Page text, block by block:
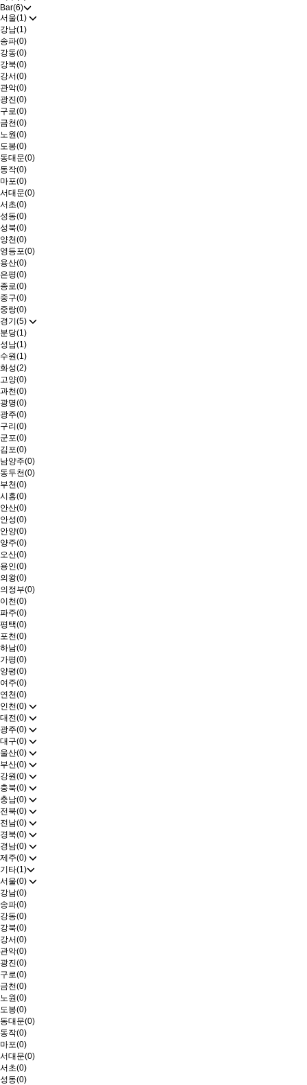
Bar(6)
서울(1)
강남(1)
송파(0)
강동(0)
강북(0)
강서(0)
관악(0)
광진(0)
구로(0)
금천(0)
노원(0)
도봉(0)
동대문(0)
동작(0)
마포(0)
서대문(0)
서초(0)
성동(0)
성북(0)
양천(0)
영등포(0)
용산(0)
은평(0)
종로(0)
중구(0)
중랑(0)
경기(5)
분당(1)
성남(1)
수원(1)
화성(2)
고양(0)
과천(0)
광명(0)
광주(0)
구리(0)
군포(0)
김포(0)
남양주(0)
동두천(0)
부천(0)
시흥(0)
안산(0)
안성(0)
안양(0)
양주(0)
오산(0)
용인(0)
의왕(0)
의정부(0)
이천(0)
파주(0)
평택(0)
포천(0)
하남(0)
가평(0)
양평(0)
여주(0)
연천(0)
인천(0)
대전(0)
광주(0)
대구(0)
울산(0)
부산(0)
강원(0)
충북(0)
충남(0)
전북(0)
전남(0)
경북(0)
경남(0)
제주(0)
기타(1)
서울(0)
강남(0)
송파(0)
강동(0)
강북(0)
강서(0)
관악(0)
광진(0)
구로(0)
금천(0)
노원(0)
도봉(0)
동대문(0)
동작(0)
마포(0)
서대문(0)
서초(0)
성동(0)